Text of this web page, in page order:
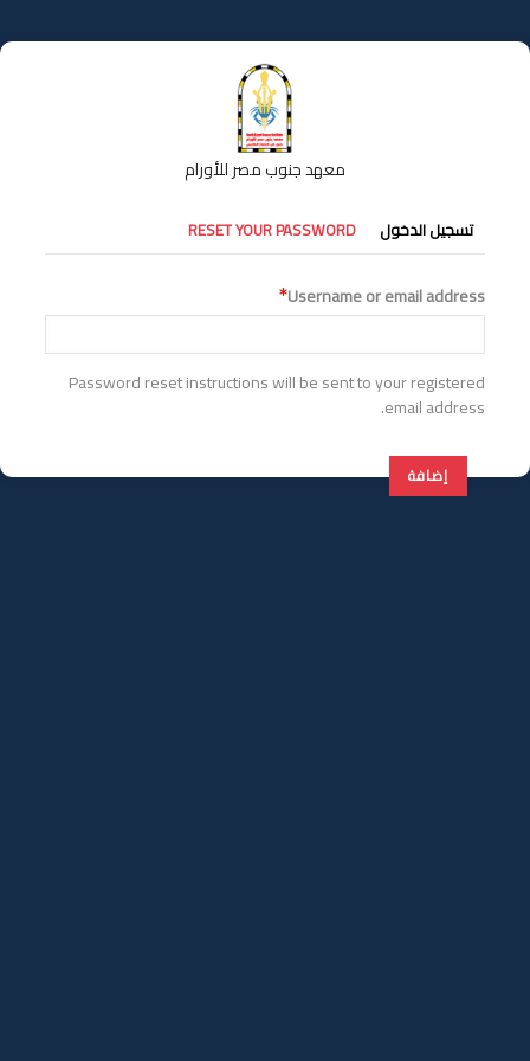
إلى
المحتوى
معهد جنوب مصر للأورام
التبويبات
الأساسية
تسجيل الدخول RESET YOUR PASSWORD
Username or email address
Password reset instructions will be sent to your registered
email address.